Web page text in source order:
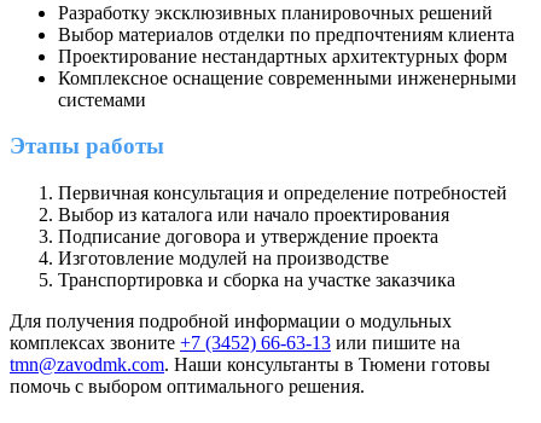
Разработку эксклюзивных планировочных решений
Выбор материалов отделки по предпочтениям клиента
Проектирование нестандартных архитектурных форм
Комплексное оснащение современными инженерными
системами
Этапы работы
Первичная консультация и определение потребностей
Выбор из каталога или начало проектирования
Подписание договора и утверждение проекта
Изготовление модулей на производстве
Транспортировка и сборка на участке заказчика
Для получения подробной информации о модульных
комплексах звоните +7 (3452) 66-63-13 или пишите на
tmn@zavodmk.com. Наши консультанты в Тюмени готовы
помочь с выбором оптимального решения.